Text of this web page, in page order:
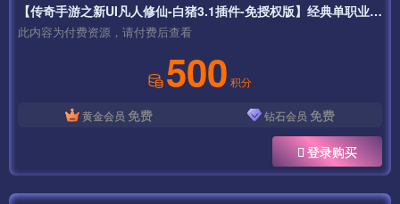
【传奇手游之新UI凡人修仙-白猪3.1插件-免授权版】经典单职业复古战神引擎传奇手游全新打包Win服务端源码视频架设教程-新版GM多功能网页授权物品后台-GM直冲网页后台-安卓苹果IOS双端版本！
此内容为付费资源，请付费后查看
500 积分
黄金会员 免费 钻石会员 免费
登录购买